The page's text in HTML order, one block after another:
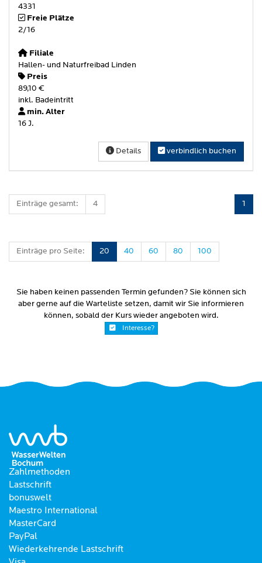
4331
Freie Plätze
2/16
Filiale
Hallen- und Naturfreibad Linden
Preis
89,10 €
inkl. Badeintritt
min. Alter
16 J.
Details verbindlich buchen
1
Einträge gesamt: 4
Einträge pro Seite: 20 40 60 80 100
Sie haben keinen passenden Termin gefunden? Sie können sich
aber gerne auf die Warteliste setzen, damit wir Sie informieren
können, sobald der Kurs wieder angeboten wird.
Interesse?
Zahlmethoden
Lastschrift
bonuswelt
Maestro International
MasterCard
PayPal
Wiederkehrende Lastschrift